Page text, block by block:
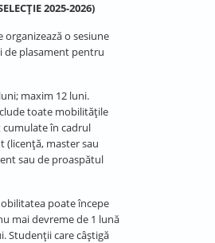
2025-2026)
organizează o sesiune
de plasament pentru
maxim 12 luni.
toate mobilitățile
în cadrul
(licență, master sau
sau de proaspătul
poate începe
mai devreme de 1 lună
Studenții care câștigă